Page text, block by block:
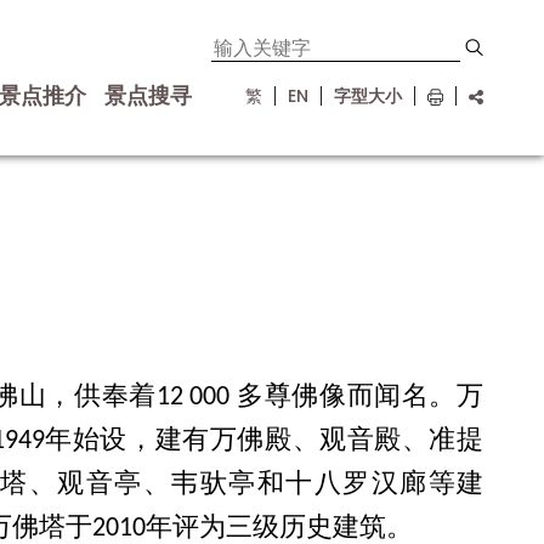
景点推介 景点搜寻 繁 EN 字型大小
山，供奉着12 000 多尊佛像而闻名。万
年始设，建有万佛殿、观音殿、准提
、观音亭、韦驮亭和十八罗汉廊等建
塔于2010年评为三级历史建筑。